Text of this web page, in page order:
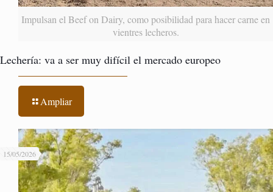
Impulsan el Beef on Dairy, como posibilidad para hacer carne en
vientres lecheros.
Lechería: va a ser muy difícil el mercado europeo
Ampliar
15/05/2026